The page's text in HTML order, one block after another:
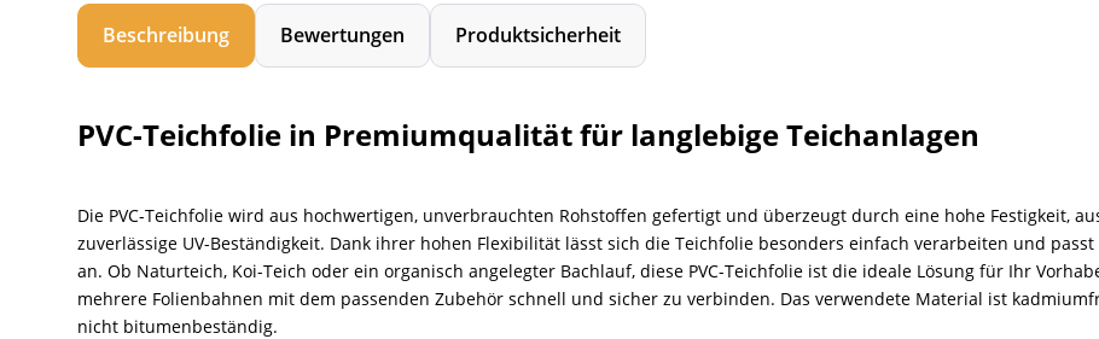
Beschreibung Bewertungen Produktsicherheit
PVC-Teichfolie in Premiumqualität für langlebige Teichanlagen
Die PVC-Teichfolie wird aus hochwertigen, unverbrauchten Rohstoffen gefertigt und überzeugt durch eine hohe Festigkeit,
zuverlässige UV-Beständigkeit. Dank ihrer hohen Flexibilität lässt sich die Teichfolie besonders einfach verarbeiten und
an. Ob Naturteich, Koi-Teich oder ein organisch angelegter Bachlauf, diese PVC-Teichfolie ist die ideale Lösung für Ihr
mehrere Folienbahnen mit dem passenden Zubehör schnell und sicher zu verbinden. Das verwendete Material ist
nicht bitumenbeständig.